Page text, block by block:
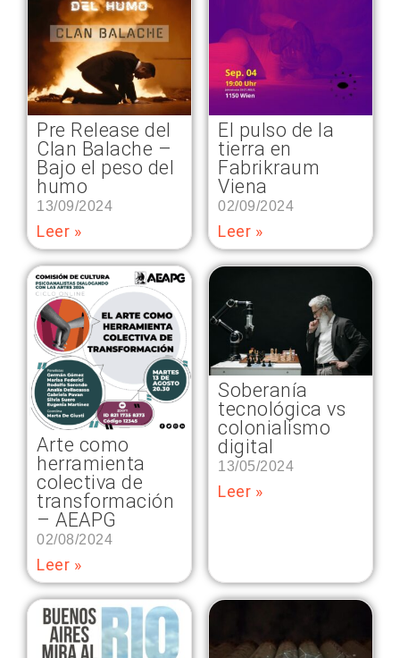
Pre Release del
Clan Balache –
Bajo el peso del
humo
13/09/2024
Leer »
El pulso de la
tierra en
Fabrikraum
Viena
02/09/2024
Leer »
Arte como
herramienta
colectiva de
transformación
– AEAPG
02/08/2024
Leer »
Soberanía
tecnológica vs
colonialismo
digital
13/05/2024
Leer »